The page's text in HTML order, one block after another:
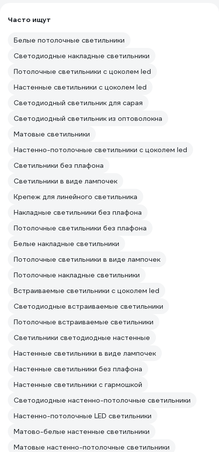
Часто ищут
Белые потолочные светильники
Светодиодные накладные светильники
Потолочные светильники с цоколем led
Настенные светильники с цоколем led
Светодиодный светильник для сарая
Светодиодный светильник из оптоволокна
Матовые светильники
Настенно-потолочные светильники с цоколем led
Светильники без плафона
Светильники в виде лампочек
Крепеж для линейного светильника
Накладные светильники без плафона
Потолочные светильники без плафона
Белые накладные светильники
Потолочные светильники в виде лампочек
Потолочные накладные светильники
Встраиваемые светильники с цоколем led
Светодиодные встраиваемые светильники
Потолочные встраиваемые светильники
Светильники светодиодные настенные
Настенные светильники в виде лампочек
Настенные светильники без плафона
Настенные светильники с гармошкой
Светодиодные настенно-потолочные светильники
Настенно-потолочные LED светильники
Матово-белые настенные светильники
Матовые настенно-потолочные светильники